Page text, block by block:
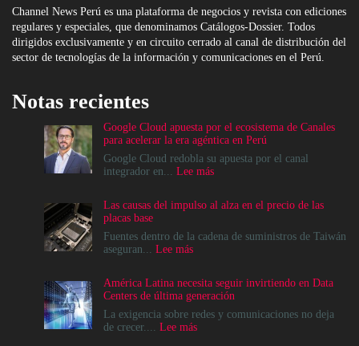
Channel News Perú es una plataforma de negocios y revista con ediciones
regulares y especiales, que denominamos Catálogos-Dossier. Todos
dirigidos exclusivamente y en circuito cerrado al canal de distribución del
sector de tecnologías de la información y comunicaciones en el Perú.
Notas recientes
Google Cloud apuesta por el ecosistema de Canales
para acelerar la era agéntica en Perú
Google Cloud redobla su apuesta por el canal
integrador en... Lee más:
apuesta
el
para
acelerar
la
era
Las causas del impulso al alza en el precio de las
placas base
Fuentes dentro de la cadena de suministros de Taiwán
aseguran... Lee más:
del
impulso
al
alza
América Latina necesita seguir invirtiendo en Data
Centers de última generación
La exigencia sobre redes y comunicaciones no deja
de crecer.... Lee más: